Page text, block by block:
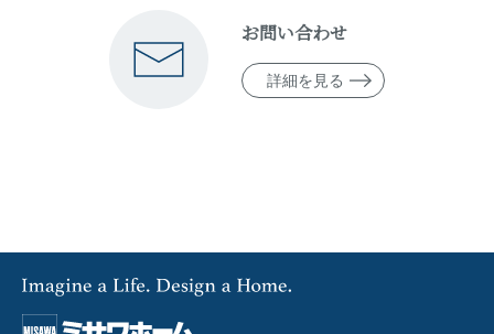
お問い合わせ
詳細を見る